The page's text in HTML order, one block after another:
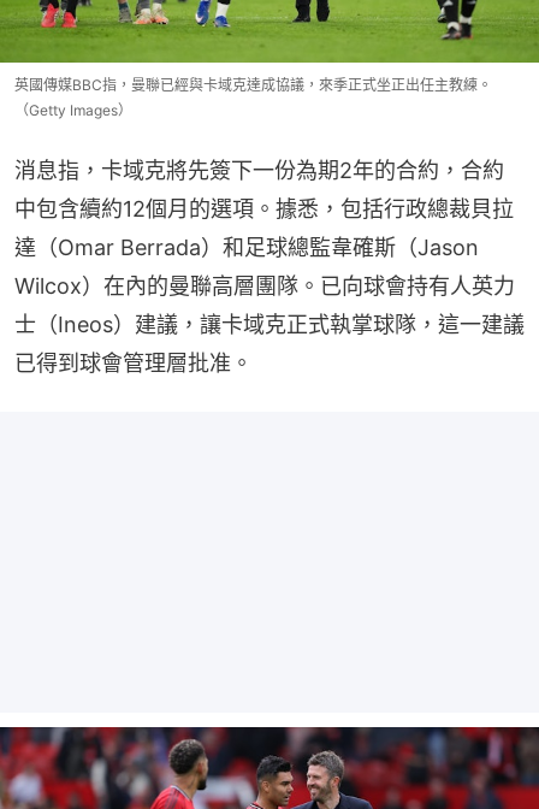
英國傳媒BBC指，曼聯已經與卡域克達成協議，來季正式坐正出任主教練。
（Getty Images）
消息指，卡域克將先簽下一份為期2年的合約，合約
中包含續約12個月的選項。據悉，包括行政總裁貝拉
達（Omar Berrada）和足球總監韋確斯（Jason
Wilcox）在內的曼聯高層團隊。已向球會持有人英力
士（Ineos）建議，讓卡域克正式執掌球隊，這一建議
已得到球會管理層批准。